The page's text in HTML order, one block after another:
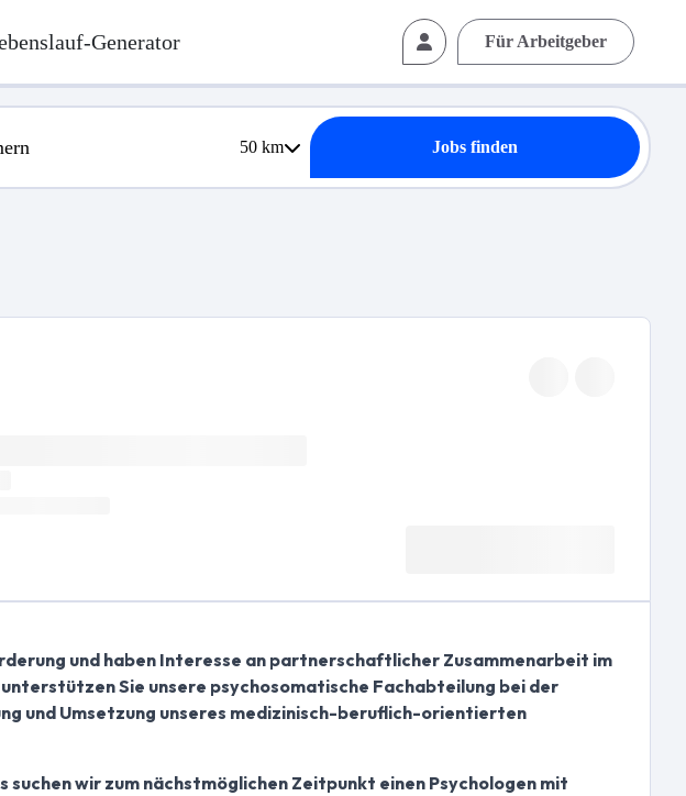
Generator Für Arbeitgeber
50km Jobs finden